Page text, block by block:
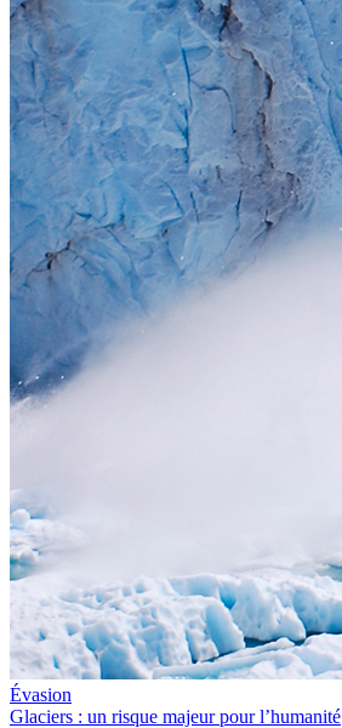
Évasion
Glaciers : un risque majeur pour l’humanité